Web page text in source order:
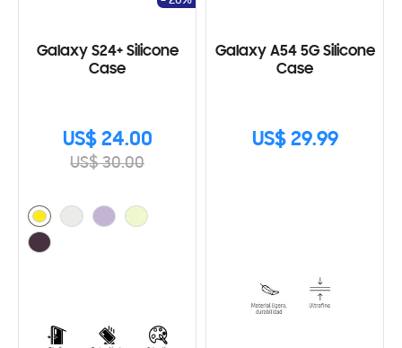
Galaxy S24+ Silicone
Case
US$ 24.00
US$ 30.00
Galaxy A54 5G Silicone
Case
US$ 29.99